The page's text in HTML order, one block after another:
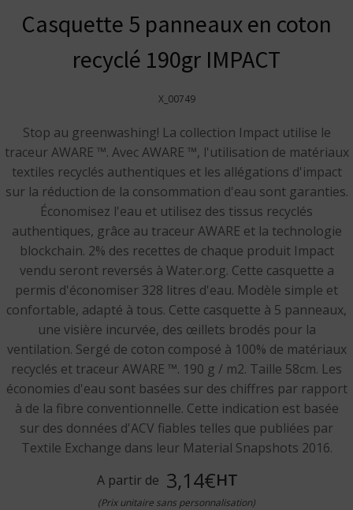
Casquette 5 panneaux en coton
recyclé 190gr IMPACT
X_00749
Stop au greenwashing! La collection Impact utilise le
traceur AWARE ™. Avec AWARE ™, l'utilisation de matériaux
textiles recyclés authentiques et les allégations d'impact
sur la réduction de la consommation d'eau sont garanties.
Économisez l'eau et utilisez des tissus recyclés
authentiques, grâce au traceur AWARE et la technologie
blockchain. 2% des recettes de chaque produit Impact
vendu seront reversés à Water.org. Cette casquette a
permis d'économiser 328 litres d'eau. Modèle simple et
confortable, adapté à tous. Cette casquette à 5 panneaux,
une visière incurvée, des œillets brodés pour la
ventilation. Sergé de coton composé à 100% de matériaux
recyclés et traceur AWARE ™. 190 g / m2. Taille 58cm. Les
économies d'eau sont basées sur des chiffres par rapport
à de la fibre conventionnelle. Cette indication est basée
sur des données d'ACV fiables telles que publiées par
Textile Exchange dans leur Material Snapshots 2016.
A partir de 3,14€HT
(Prix unitaire sans personnalisation)